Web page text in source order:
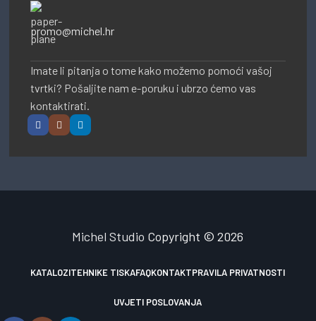
promo@michel.hr
Imate li pitanja o tome kako možemo pomoći vašoj
tvrtki? Pošaljite nam e-poruku i ubrzo ćemo vas
kontaktirati.
Michel Studio Copyright © 2026
KATALOZITEHNIKE TISKAFAQKONTAKTPRAVILA PRIVATNOSTI
UVJETI POSLOVANJA